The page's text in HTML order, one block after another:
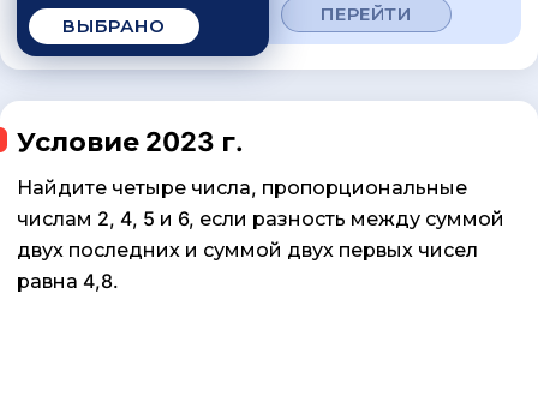
ВЫБРАНО
ПЕРЕЙТИ
Условие 2023 г.
Найдите четыре числа, пропорциональные
числам 2, 4, 5 и 6, если разность между суммой
двух последних и суммой двух первых чисел
равна 4,8.